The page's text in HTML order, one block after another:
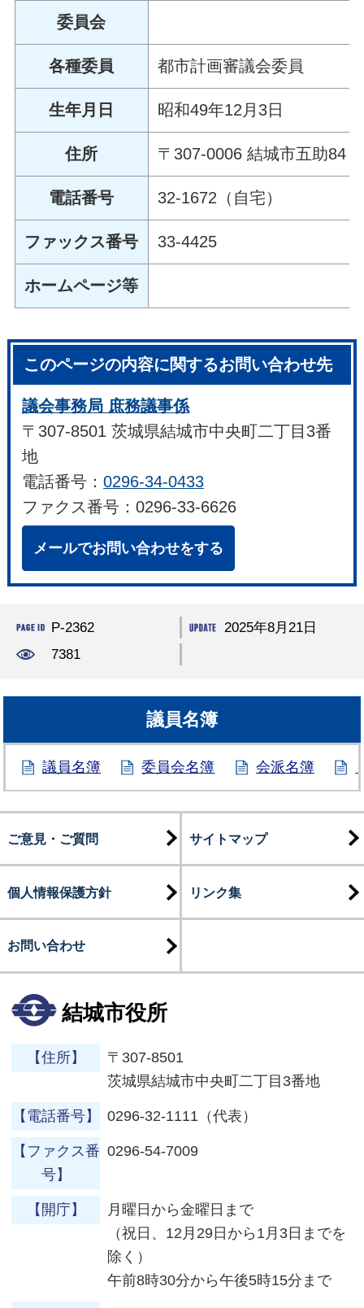
委員会
各種委員 都市計画審議会委員
生年月日 昭和49年12月3日
住所 〒307-0006 結城市五助84
電話番号 32-1672（自宅）
ファックス番号 33-4425
ホームページ等
このページの内容に関するお問い合わせ先
議会事務局 庶務議事係
〒307-8501 茨城県結城市中央町二丁目3番
地
電話番号：0296-34-0433
ファクス番号：0296-33-6626
メールでお問い合わせをする
P-2362
2025年8月21日
7381
議員名簿
議員名簿 委員会名簿 会派名簿
ご意見・ご質問 サイトマップ
個人情報保護方針 リンク集
お問い合わせ
結城市役所
【住所】
〒307-8501
茨城県結城市中央町二丁目3番地
【電話番号】 0296-32-1111（代表）
【ファクス番
号】
0296-54-7009
【開庁】
月曜日から金曜日まで
（祝日、12月29日から1月3日までを
除く）
午前8時30分から午後5時15分まで